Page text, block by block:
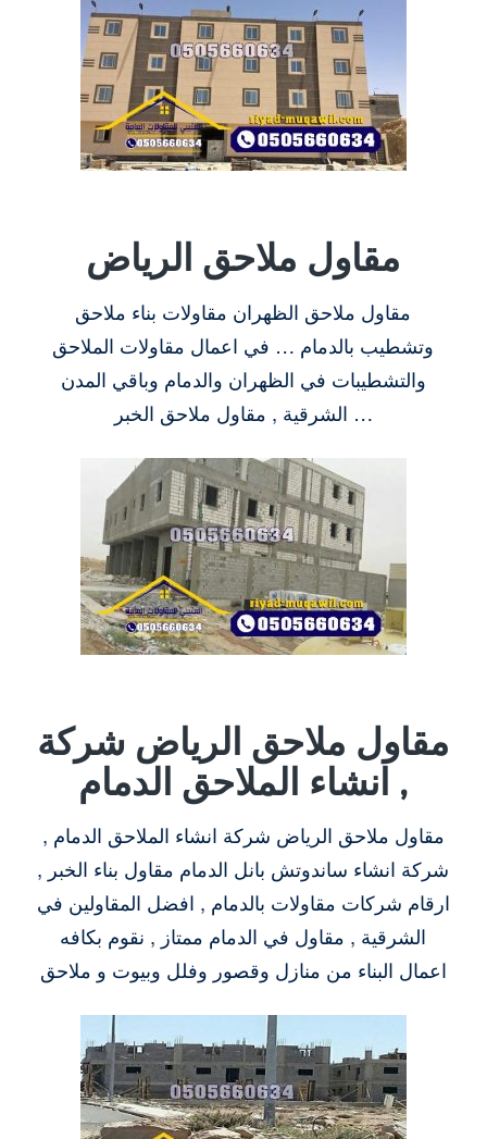
مقاول ملاحق الرياض
مقاول ملاحق الظهران مقاولات بناء ملاحق
وتشطيب بالدمام … في اعمال مقاولات الملاحق
والتشطيبات في الظهران والدمام وباقي المدن
الشرقية , مقاول ملاحق الخبر …
مقاول ملاحق الرياض شركة
انشاء الملاحق الدمام ,
مقاول ملاحق الرياض شركة انشاء الملاحق الدمام ,
شركة انشاء ساندوتش بانل الدمام مقاول بناء الخبر ,
ارقام شركات مقاولات بالدمام , افضل المقاولين في
الشرقية , مقاول في الدمام ممتاز , نقوم بكافه
اعمال البناء من منازل وقصور وفلل وبيوت و ملاحق